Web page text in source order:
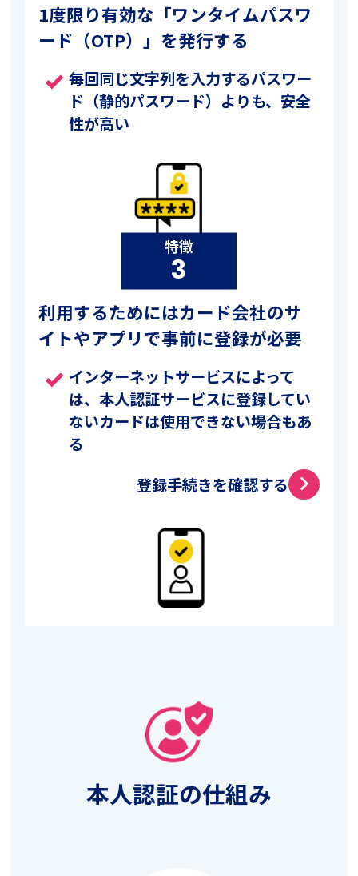
1度限り有効な「ワンタイムパスワ
ード（OTP）」を発行する
done 毎回同じ文字列を入力するパスワー
ド（静的パスワード）よりも、安全
性が高い
特徴
3
利用するためにはカード会社のサ
イトやアプリで事前に登録が必要
done インターネットサービスによって
は、本人認証サービスに登録してい
ないカードは使用できない場合もあ
る
登録手続きを確認する
arrow_forward_ios
本人認証の仕組み